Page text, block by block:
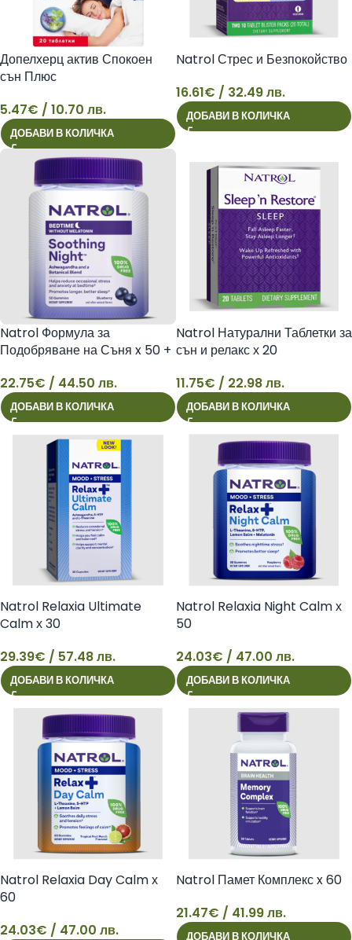
5
Допелхерц актив Спокоен
сън Плюс
5.47€ / 10.70 лв.
ДОБАВИ В КОЛИЧКА
16
Natrol Стрес и Безпокойство
16.61€ / 32.49 лв.
ДОБАВИ В КОЛИЧКА
22
Natrol Формула за
Подобряване на Съня x 50 +
22.75€ / 44.50 лв.
ДОБАВИ В КОЛИЧКА
11
Natrol Натурални Таблетки за
сън и релакс х 20
11.75€ / 22.98 лв.
ДОБАВИ В КОЛИЧКА
29
Natrol Relaxia Ultimate
Calm х 30
29.39€ / 57.48 лв.
ДОБАВИ В КОЛИЧКА
24
Natrol Relaxia Night Calm х
50
24.03€ / 47.00 лв.
ДОБАВИ В КОЛИЧКА
Natrol Relaxia Day Calm х
60
24.03€ / 47.00 лв.
Natrol Памет Комплекс x 60
21.47€ / 41.99 лв.
ДОБАВИ В КОЛИЧКА